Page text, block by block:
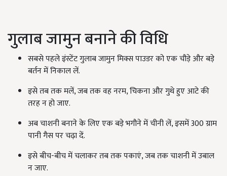
गुलाब जामुन बनाने की विधि
सबसे पहले इंस्टेंट गुलाब जामुन मिक्स पाउडर को एक चौड़े और बड़े
बर्तन में निकाल लें.
इसे तब तक मलें, जब तक वह नरम, चिकना और गुथे हुए आटे की
तरह न हो जाए.
अब चाशनी बनाने के लिए एक बड़े भगौने में चीनी लें, इसमें 300 ग्राम
पानी गैस पर चढ़ा दें.
इसे बीच-बीच में चलाकर तब तक पकाएं, जब तक चाशनी में उबाल
न जाए.